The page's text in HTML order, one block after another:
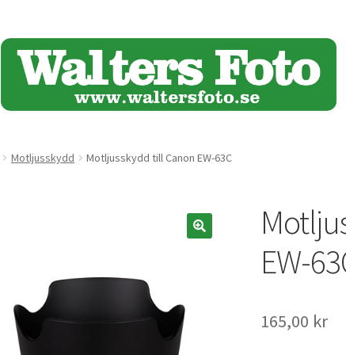
Motljusskydd Motljusskydd till Canon EW-63C
EW-
165,00 kr